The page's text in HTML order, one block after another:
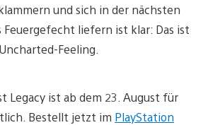
und sich in der nächsten
Feuergefecht liefern ist klar: Das ist
Feeling.
Legacy ist ab dem 23. August für
Bestellt jetzt im PlayStation